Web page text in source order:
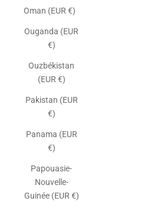
Oman (EUR €)
Ouganda (EUR
€)
Ouzbékistan
(EUR €)
Pakistan (EUR
€)
Panama (EUR
€)
Papouasie-
Nouvelle-
Guinée (EUR €)